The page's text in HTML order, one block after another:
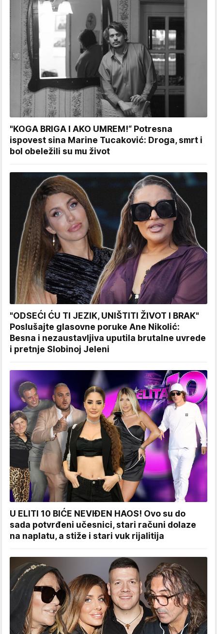
"KOGA BRIGA I AKO UMREM!“ Potresna
ispovest sina Marine Tucaković: Droga, smrt i
bol obeležili su mu život
"ODSEĆI ĆU TI JEZIK, UNIŠTITI ŽIVOT I BRAK"
Poslušajte glasovne poruke Ane Nikolić:
Besna i nezaustavljiva uputila brutalne uvrede
i pretnje Slobinoj Jeleni
U ELITI 10 BIĆE NEVIĐEN HAOS! Ovo su do
sada potvrđeni učesnici, stari računi dolaze
na naplatu, a stiže i stari vuk rijalitija